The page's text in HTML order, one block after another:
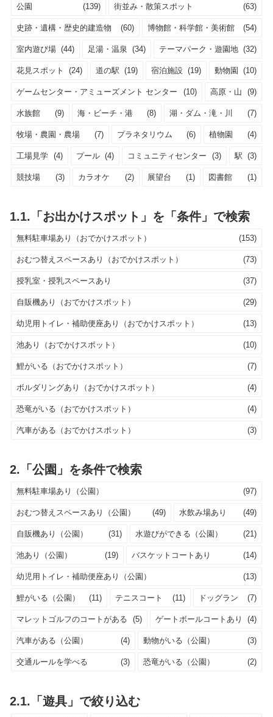
公園 (139) 街並み・散策スポット (63)
史跡・遺構・歴史的建造物 (60) 博物館・科学館・美術館 (54)
室内遊び場 (44) 足湯・温泉 (34) テーマパーク・遊園地 (32)
花見スポット (24) 道の駅 (19) 宿泊施設 (19) 動物園 (10)
ゲームセンター・アミューズメント センター (10) 高原・山 (9)
水族館 (9) 海・ビーチ・港 (8) 湖・ダム・滝・川 (7)
牧場・農園・農場 (7) プラネタリウム (6) 植物園 (4)
工場見学 (4) プール (4) コミュニティセンター (3) 駅 (3)
競技場 (3) カラオケ (2) 展望台 (1) 図書館 (1)
1.1.「お出かけスポット」を「条件」で検索
無料駐車場あり（おでかけスポット） (153)
おむつ替えスペースあり（おでかけスポット） (73)
授乳室・授乳スペースあり (37)
自販機あり（おでかけスポット） (29)
幼児用トイレ・補助便座あり（おでかけスポット） (13)
池あり（おでかけスポット） (10)
鯉がいる（おでかけスポット） (7)
ボルダリングあり（おでかけスポット） (4)
恐竜がいる（おでかけスポット） (4)
汽車がある（おでかけスポット） (3)
2.「公園」を条件で検索
無料駐車場あり（公園） (97)
おむつ替えスペースあり（公園） (49) 水飲み場あり (49)
自販機あり（公園） (31) 水遊びができる（公園） (21)
池あり（公園） (19) バスケットコートあり (14)
幼児用トイレ・補助便座あり（公園） (13)
鯉がいる（公園） (11) テニスコート (11) ドッグラン (7)
マレットゴルフのコートがある (5) ゲートボールコートあり (4)
汽車がある（公園） (4) 動物がいる（公園） (3)
交通ルールを学べる (3) 恐竜がいる（公園） (2)
2.1.「遊具」で絞り込む